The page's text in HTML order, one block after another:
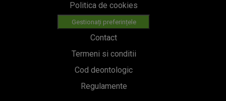
Politica de cookies
Gestionați preferințele
Contact
Termeni si conditii
Cod deontologic
Regulamente